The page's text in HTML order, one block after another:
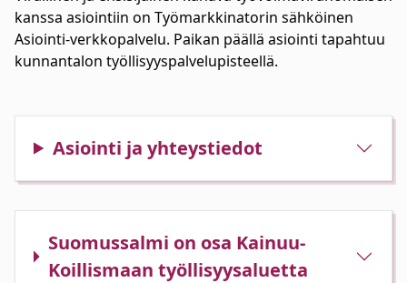
kanssa asiointiin on Työmarkkinatorin sähköinen
Asiointi-verkkopalvelu. Paikan päällä asiointi tapahtuu
kunnantalon työllisyyspalvelupisteellä.
Asiointi ja yhteystiedot
Suomussalmi on osa Kainuu-
Koillismaan työllisyysaluetta